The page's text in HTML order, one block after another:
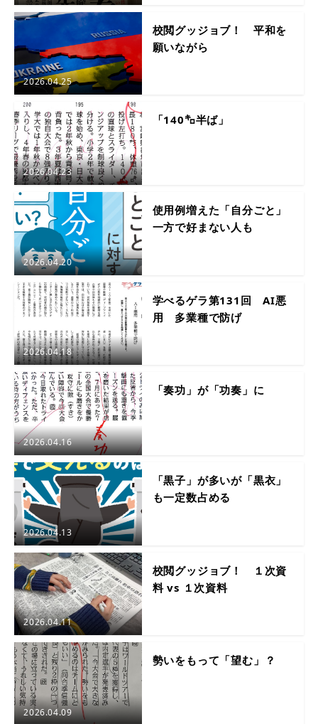
2026.04.25
校閲グッジョブ！ 平和を
願いながら
2026.04.23
「140㌔半ば」
2026.04.20
使用例増えた「自分ごと」
一方で好まない人も
2026.04.18
学べるゲラ第131回 AI悪
用 多業種で防げ
2026.04.16
「奏功」が「功奏」に
2026.04.13
「黒子」が多いが「黒衣」
も一定数占める
2026.04.11
校閲グッジョブ！ １次資
料 vs １次資料
2026.04.09
勢いをもって「望む」？